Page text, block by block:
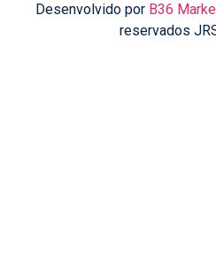
Desenvolvido por B36
reservados